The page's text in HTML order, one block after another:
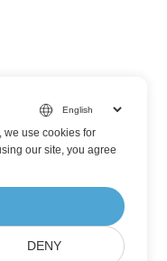
we use cookies for
our site, you agree
DENY